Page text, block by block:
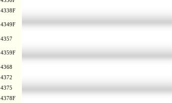
4338F
4349F
4357
4359F
4368
4372
4375
4378F